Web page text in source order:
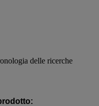
delle ricerche